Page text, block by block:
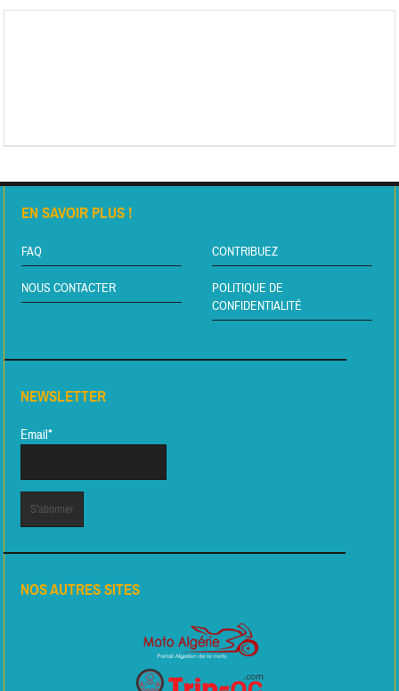
EN SAVOIR PLUS !
FAQ CONTRIBUEZ
NOUS CONTACTER
POLITIQUE DE
CONFIDENTIALITÉ
NEWSLETTER
Email*
NOS AUTRES SITES